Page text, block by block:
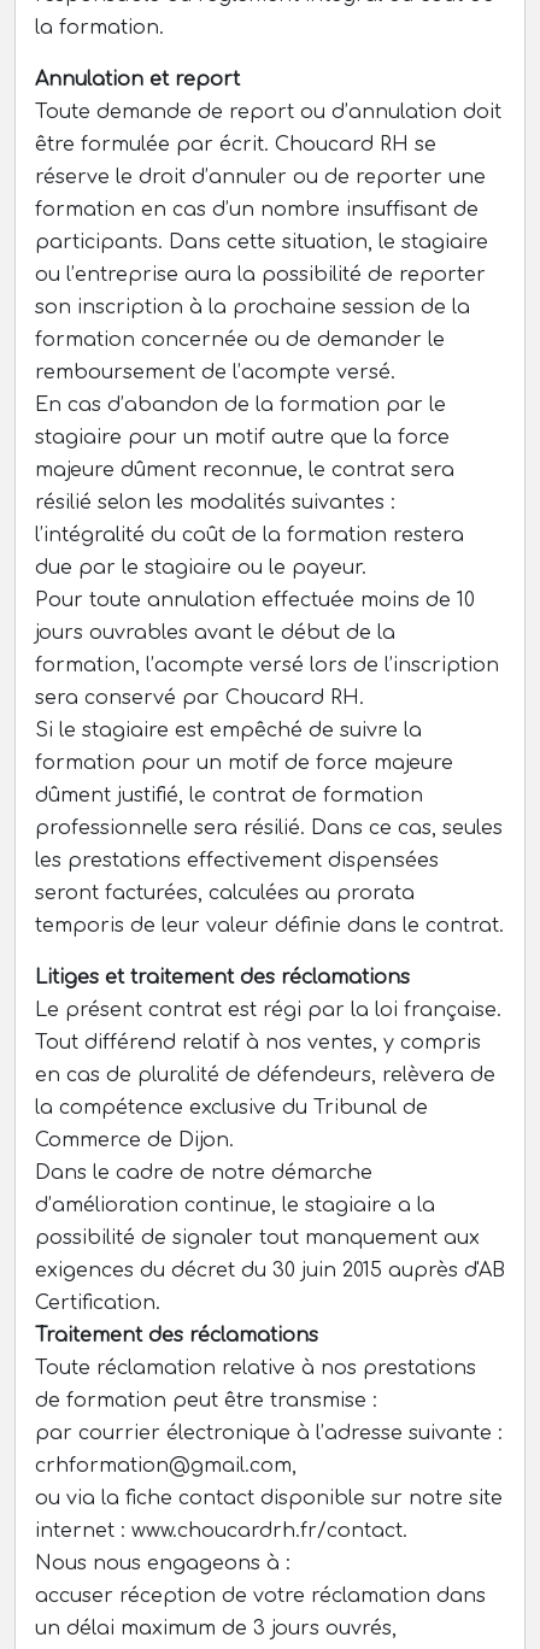
la formation.
Annulation et report
Toute demande de report ou d’annulation doit
être formulée par écrit. Choucard RH se
réserve le droit d’annuler ou de reporter une
formation en cas d’un nombre insuffisant de
participants. Dans cette situation, le stagiaire
ou l’entreprise aura la possibilité de reporter
son inscription à la prochaine session de la
formation concernée ou de demander le
remboursement de l’acompte versé.
En cas d’abandon de la formation par le
stagiaire pour un motif autre que la force
majeure dûment reconnue, le contrat sera
résilié selon les modalités suivantes :
l’intégralité du coût de la formation restera
due par le stagiaire ou le payeur.
Pour toute annulation effectuée moins de 10
jours ouvrables avant le début de la
formation, l’acompte versé lors de l’inscription
sera conservé par Choucard RH.
Si le stagiaire est empêché de suivre la
formation pour un motif de force majeure
dûment justifié, le contrat de formation
professionnelle sera résilié. Dans ce cas, seules
les prestations effectivement dispensées
seront facturées, calculées au prorata
temporis de leur valeur définie dans le contrat.
Litiges et traitement des réclamations
Le présent contrat est régi par la loi française.
Tout différend relatif à nos ventes, y compris
en cas de pluralité de défendeurs, relèvera de
la compétence exclusive du Tribunal de
Commerce de Dijon.
Dans le cadre de notre démarche
d’amélioration continue, le stagiaire a la
possibilité de signaler tout manquement aux
exigences du décret du 30 juin 2015 auprès d'AB
Certification.
Traitement des réclamations
Toute réclamation relative à nos prestations
de formation peut être transmise :
par courrier électronique à l’adresse suivante :
crhformation@gmail.com,
ou via la fiche contact disponible sur notre site
internet : www.choucardrh.fr/contact.
Nous nous engageons à :
accuser réception de votre réclamation dans
un délai maximum de 3 jours ouvrés,